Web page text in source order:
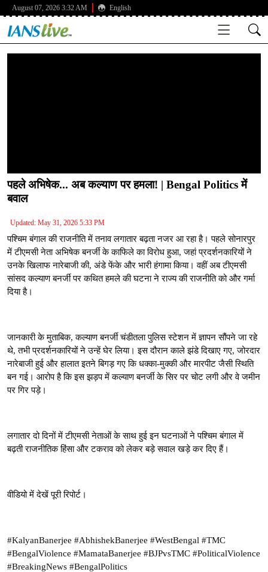
August 07, 2026 3:32 AM English
पहले अभिषेक... अब कल्याण पर हमला! | Bengal Politics में
बवाल
Updated: May 31, 2026 5:33 PM
पश्चिम बंगाल की राजनीति में तनाव लगातार बढ़ता नजर आ रहा है। पहले सोनारपुर
में टीएमसी नेता अभिषेक बनर्जी के काफिले का विरोध हुआ, जहां प्रदर्शनकारियों ने
उनके खिलाफ नारेबाजी की, अंडे फेंके और भारी हंगामा किया। वहीं अब टीएमसी
सांसद कल्याण बनर्जी पर कथित हमले की घटना ने राज्य की राजनीति को और गर्मा
दिया है।
जानकारी के मुताबिक, कल्याण बनर्जी चंडीतला पुलिस स्टेशन में ज्ञापन सौंपने जा रहे
थे, तभी प्रदर्शनकारियों ने उन्हें घेर लिया। इस दौरान काले झंडे दिखाए गए, जोरदार
नारेबाजी हुई और हालात इतने बिगड़ गए कि धक्का-मुक्की और मारपीट जैसी स्थिति
बन गई। आरोप है कि इस झड़प में कल्याण बनर्जी के सिर पर चोट लगी और वे जमीन
पर गिर पड़े।
लगातार दो दिनों में टीएमसी नेताओं के साथ हुई इन घटनाओं ने पश्चिम बंगाल में
बढ़ती राजनीतिक हिंसा और टकराव को लेकर बड़े सवाल खड़े कर दिए हैं।
वीडियो में देखें पूरी रिपोर्ट।
#KalyanBanerjee #AbhishekBanerjee #WestBengal #TMC
#BengalViolence #MamataBanerjee #BJPvsTMC #PoliticalViolence
#BreakingNews #BengalPolitics